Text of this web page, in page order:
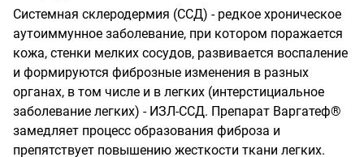
Системная склеродермия (ССД) - редкое хроническое
аутоиммунное заболевание, при котором поражается
кожа, стенки мелких сосудов, развивается воспаление
и формируются фиброзные изменения в разных
органах, в том числе и в легких (интерстициальное
заболевание легких) - ИЗЛ-ССД. Препарат Варгатеф®
замедляет процесс образования фиброза и
препятствует повышению жесткости ткани легких.